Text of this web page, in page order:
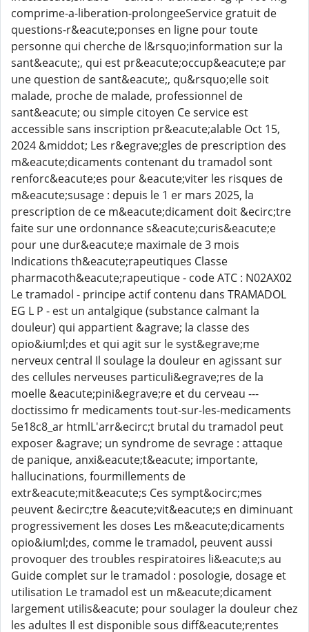
comprime-a-liberation-prolongeeService gratuit de
questions-r&eacute;ponses en ligne pour toute
personne qui cherche de l&rsquo;information sur la
sant&eacute;, qui est pr&eacute;occup&eacute;e par
une question de sant&eacute;, qu&rsquo;elle soit
malade, proche de malade, professionnel de
sant&eacute; ou simple citoyen Ce service est
accessible sans inscription pr&eacute;alable Oct 15,
2024 &middot; Les r&egrave;gles de prescription des
m&eacute;dicaments contenant du tramadol sont
renforc&eacute;es pour &eacute;viter les risques de
m&eacute;susage : depuis le 1 er mars 2025, la
prescription de ce m&eacute;dicament doit &ecirc;tre
faite sur une ordonnance s&eacute;curis&eacute;e
pour une dur&eacute;e maximale de 3 mois
Indications th&eacute;rapeutiques Classe
pharmacoth&eacute;rapeutique - code ATC : N02AX02
Le tramadol - principe actif contenu dans TRAMADOL
EG L P - est un antalgique (substance calmant la
douleur) qui appartient &agrave; la classe des
opio&iuml;des et qui agit sur le syst&egrave;me
nerveux central Il soulage la douleur en agissant sur
des cellules nerveuses particuli&egrave;res de la
moelle &eacute;pini&egrave;re et du cerveau ---
doctissimo fr medicaments tout-sur-les-medicaments
5e18c8_ar htmlL'arr&ecirc;t brutal du tramadol peut
exposer &agrave; un syndrome de sevrage : attaque
de panique, anxi&eacute;t&eacute; importante,
hallucinations, fourmillements de
extr&eacute;mit&eacute;s Ces sympt&ocirc;mes
peuvent &ecirc;tre &eacute;vit&eacute;s en diminuant
progressivement les doses Les m&eacute;dicaments
opio&iuml;des, comme le tramadol, peuvent aussi
provoquer des troubles respiratoires li&eacute;s au
Guide complet sur le tramadol : posologie, dosage et
utilisation Le tramadol est un m&eacute;dicament
largement utilis&eacute; pour soulager la douleur chez
les adultes Il est disponible sous diff&eacute;rentes